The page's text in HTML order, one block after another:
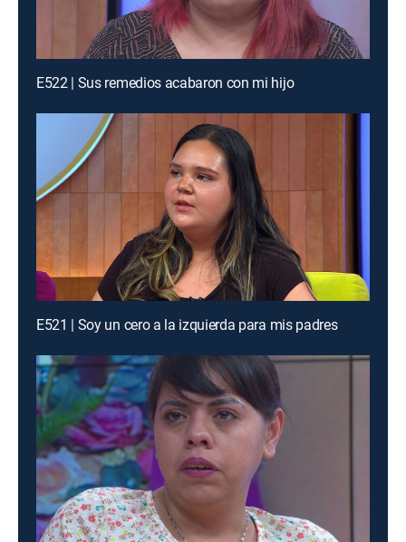
E522 | Sus remedios acabaron con mi hijo
E521 | Soy un cero a la izquierda para mis padres